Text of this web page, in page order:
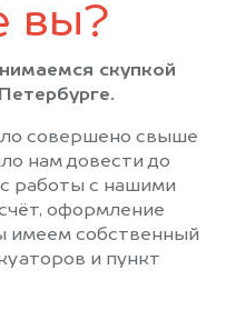
Санкт-Петербург
Сиверский
Тихвин
Шлиссельбург
вы?
скупкой
совершено свыше
нам довести до
работы с нашими
оформление
имеем собственный
и пункт